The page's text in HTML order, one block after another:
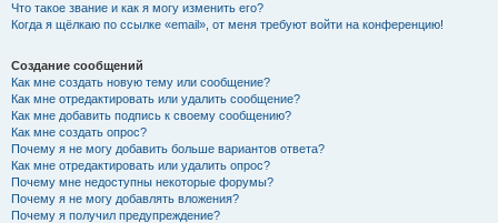
Что такое звание и как я могу изменить его?
Когда я щёлкаю по ссылке «email», от меня требуют войти на конференцию!
Создание сообщений
Как мне создать новую тему или сообщение?
Как мне отредактировать или удалить сообщение?
Как мне добавить подпись к своему сообщению?
Как мне создать опрос?
Почему я не могу добавить больше вариантов ответа?
Как мне отредактировать или удалить опрос?
Почему мне недоступны некоторые форумы?
Почему я не могу добавлять вложения?
Почему я получил предупреждение?